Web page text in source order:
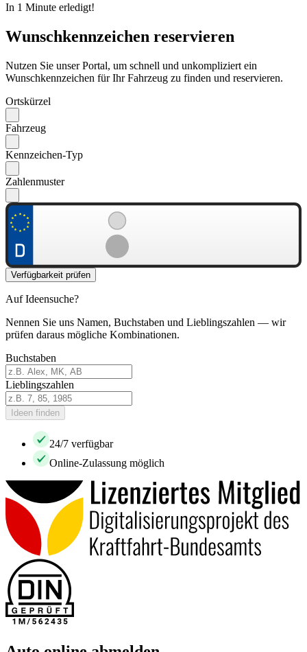
In 1 Minute erledigt!
Wunschkennzeichen reservieren
Nutzen Sie unser Portal, um schnell und unkompliziert ein
Wunschkennzeichen für Ihr Fahrzeug zu finden und reservieren.
Ortskürzel
Fahrzeug
Kennzeichen-Typ
Zahlenmuster
Verfügbarkeit prüfen
Auf Ideensuche?
Nennen Sie uns Namen, Buchstaben und Lieblingszahlen — wir
prüfen daraus mögliche Kombinationen.
Buchstaben
Lieblingszahlen
Ideen finden
24/7 verfügbar
Online-Zulassung möglich